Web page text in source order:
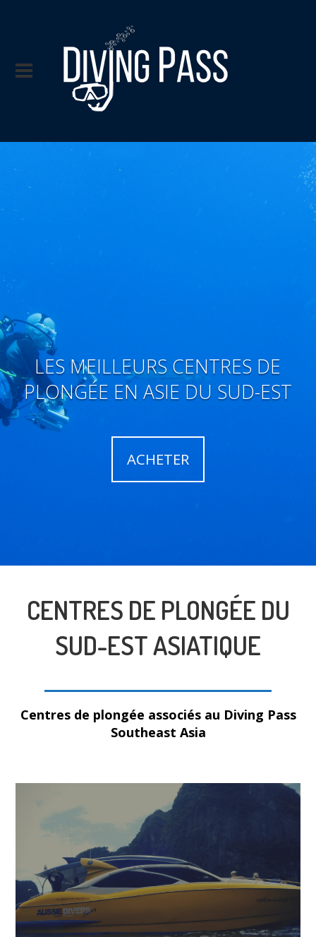
LES MEILLEURS CENTRES DE
PLONGÉE EN ASIE DU SUD-EST
ACHETER
CENTRES DE PLONGÉE DU
SUD-EST ASIATIQUE
Centres de plongée associés au Diving Pass
Southeast Asia